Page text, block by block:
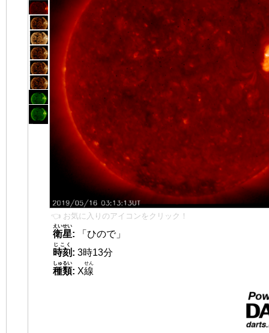
👈 お気に入りのアイコンをクリック！
衛星
えいせい
:
「ひので」
時刻
じこく
: 3時13分
種類
しゅるい
: X線
せん